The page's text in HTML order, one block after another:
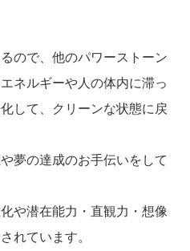
ので、他のパワーストーン
ネルギーや人の体内に滞っ
して、クリーンな状態に戻
夢の達成のお手伝いをして
や潜在能力・直観力・想像
れています。